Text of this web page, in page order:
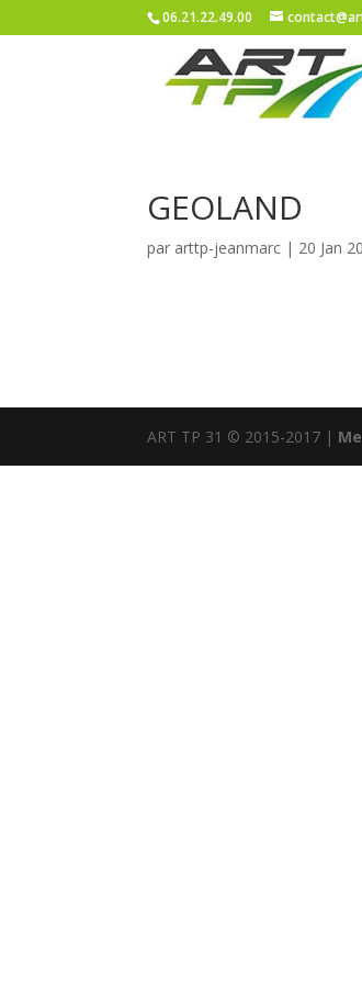
06.21.22.49.00
GEOLAND
par arttp-jeanmarc | 20 Jan
ART TP 31 © 2015-2017 |